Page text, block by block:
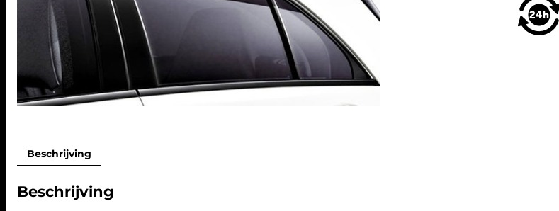
Beschrijving
Beschrijving